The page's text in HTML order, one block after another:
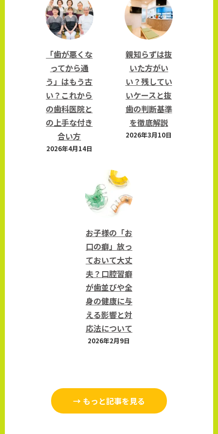
「歯が悪くな
ってから通
う」はもう古
い？これから
の歯科医院と
の上手な付き
合い方
2026年4月14日
親知らずは抜
いた方がい
い？残してい
いケースと抜
歯の判断基準
を徹底解説
2026年3月10日
お子様の「お
口の癖」放っ
ておいて大丈
夫？口腔習癖
が歯並びや全
身の健康に与
える影響と対
応法について
2026年2月9日
→ もっと記事を見る